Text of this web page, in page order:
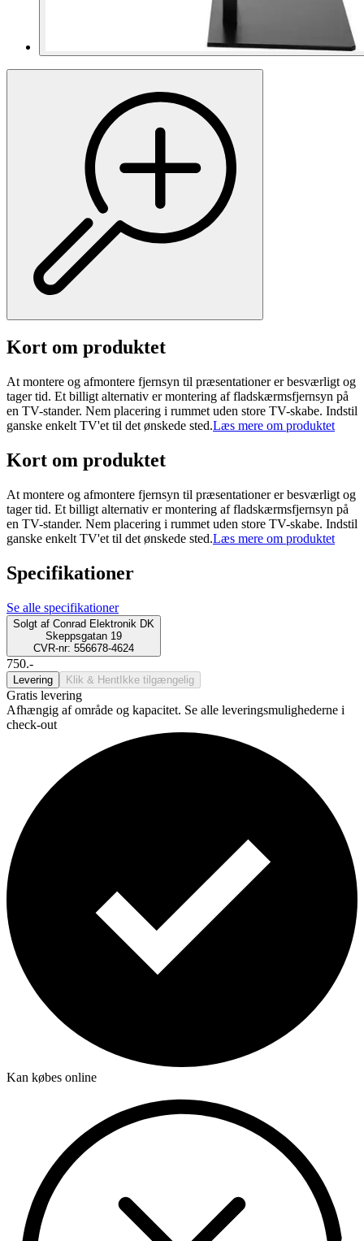
Kort om produktet
At montere og afmontere fjernsyn til præsentationer er besværligt og
tager tid. Et billigt alternativ er montering af fladskærmsfjernsyn på
en TV-stander. Nem placering i rummet uden store TV-skabe. Indstil
ganske enkelt TV'et til det ønskede sted.Læs mere om produktet
Kort om produktet
At montere og afmontere fjernsyn til præsentationer er besværligt og
tager tid. Et billigt alternativ er montering af fladskærmsfjernsyn på
en TV-stander. Nem placering i rummet uden store TV-skabe. Indstil
ganske enkelt TV'et til det ønskede sted.Læs mere om produktet
Specifikationer
Se alle specifikationer
Solgt af Conrad Elektronik DK
Skeppsgatan 19
CVR-nr: 556678-4624
750.-
Levering Klik & Hent Ikke tilgængelig
Gratis levering
Afhængig af område og kapacitet. Se alle leveringsmulighederne i
check-out
Kan købes online